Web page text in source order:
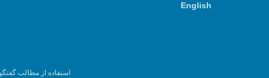
English
استفاده از مطالب